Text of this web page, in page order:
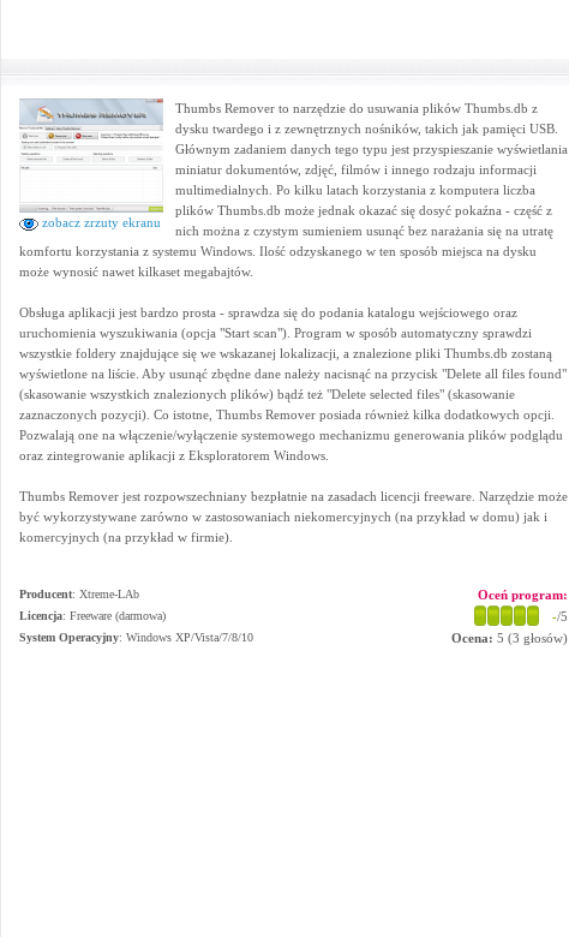
zobacz zrzuty ekranu
Thumbs Remover to narzędzie do usuwania plików Thumbs.db z
dysku twardego i z zewnętrznych nośników, takich jak pamięci USB.
Głównym zadaniem danych tego typu jest przyspieszanie wyświetlania
miniatur dokumentów, zdjęć, filmów i innego rodzaju informacji
multimedialnych. Po kilku latach korzystania z komputera liczba
plików Thumbs.db może jednak okazać się dosyć pokaźna - część z
nich można z czystym sumieniem usunąć bez narażania się na utratę
komfortu korzystania z systemu Windows. Ilość odzyskanego w ten sposób miejsca na dysku
może wynosić nawet kilkaset megabajtów.
Obsługa aplikacji jest bardzo prosta - sprawdza się do podania katalogu wejściowego oraz
uruchomienia wyszukiwania (opcja "Start scan"). Program w sposób automatyczny sprawdzi
wszystkie foldery znajdujące się we wskazanej lokalizacji, a znalezione pliki Thumbs.db zostaną
wyświetlone na liście. Aby usunąć zbędne dane należy nacisnąć na przycisk "Delete all files found"
(skasowanie wszystkich znalezionych plików) bądź też "Delete selected files" (skasowanie
zaznaczonych pozycji). Co istotne, Thumbs Remover posiada również kilka dodatkowych opcji.
Pozwalają one na włączenie/wyłączenie systemowego mechanizmu generowania plików podglądu
oraz zintegrowanie aplikacji z Eksploratorem Windows.
Thumbs Remover jest rozpowszechniany bezpłatnie na zasadach licencji freeware. Narzędzie może
być wykorzystywane zarówno w zastosowaniach niekomercyjnych (na przykład w domu) jak i
komercyjnych (na przykład w firmie).
Producent: Xtreme-LAb
Licencja: Freeware (darmowa)
System Operacyjny: Windows XP/Vista/7/8/10
Oceń program:
-/5
Ocena: 5 (3 głosów)